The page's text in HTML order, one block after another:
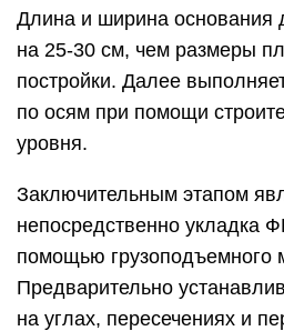
Длина и ширина
на 25-30 см, чем размеры
постройки. Далее
по осям при помощи
уровня.
Заключительным этапом
непосредственно укладка
помощью грузоподъемного
Предварительно
на углах, пересечениях и